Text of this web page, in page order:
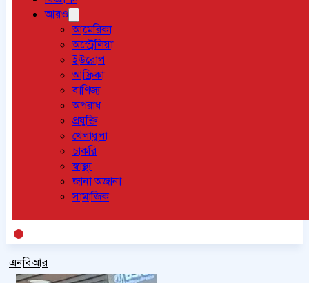
আরও
আমেরিকা
অস্ট্রেলিয়া
ইউরোপ
আফ্রিকা
বাণিজ্য
অপরাধ
প্রযুক্তি
খেলাধুলা
চাকরি
স্বাস্থ্য
জানা অজানা
সামাজিক
এনবিআর